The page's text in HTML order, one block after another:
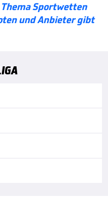
Sportwetten
und Anbieter gibt